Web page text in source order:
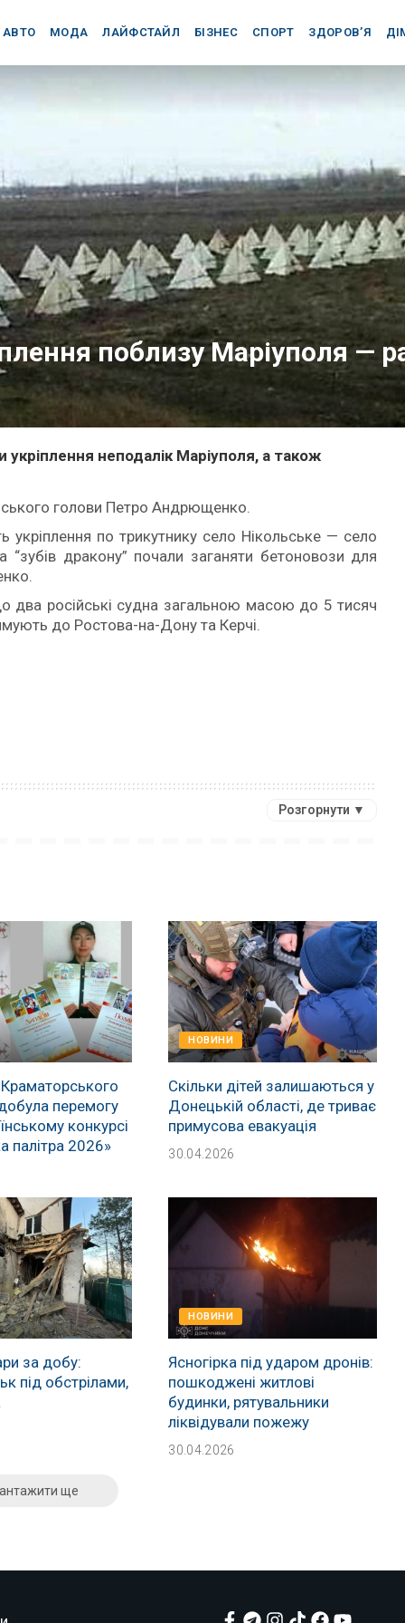
АВТО МОДА ЛАЙФСТАЙЛ БІЗНЕС СПОРТ ЗДОРОВ’Я
поблизу Маріуполя —
неподалік Маріуполя, а також
голови Петро Андрющенко.
укріплення по трикутнику село Нікольське — село
дракону” почали заганяти бетоновози для
два російські судна загальною масою до 5 тисяч
до Ростова-на-Дону та Керчі.
Розгорнути ▼
перемогу
конкурсі
палітра 2026»
НОВИНИ
Скільки дітей залишаються у
Донецькій області, де триває
примусова евакуація
30.04.2026
за добу:
під обстрілами,
НОВИНИ
Ясногірка під ударом дронів:
пошкоджені житлові
будинки, рятувальники
ліквідували пожежу
30.04.2026
ще